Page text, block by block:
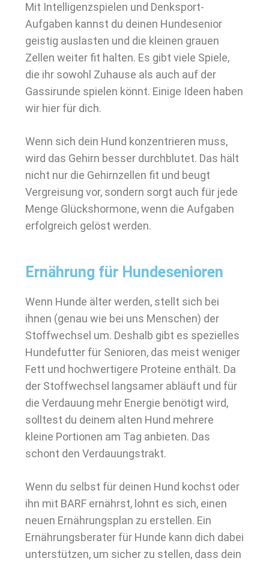
Mit Intelligenzspielen und Denksport-
Aufgaben kannst du deinen Hundesenior
geistig auslasten und die kleinen grauen
Zellen weiter fit halten. Es gibt viele Spiele,
die ihr sowohl Zuhause als auch auf der
Gassirunde spielen könnt. Einige Ideen haben
wir hier für dich.
Wenn sich dein Hund konzentrieren muss,
wird das Gehirn besser durchblutet. Das hält
nicht nur die Gehirnzellen fit und beugt
Vergreisung vor, sondern sorgt auch für jede
Menge Glückshormone, wenn die Aufgaben
erfolgreich gelöst werden.
Ernährung für Hundesenioren
Wenn Hunde älter werden, stellt sich bei
ihnen (genau wie bei uns Menschen) der
Stoffwechsel um. Deshalb gibt es spezielles
Hundefutter für Senioren, das meist weniger
Fett und hochwertigere Proteine enthält. Da
der Stoffwechsel langsamer abläuft und für
die Verdauung mehr Energie benötigt wird,
solltest du deinem alten Hund mehrere
kleine Portionen am Tag anbieten. Das
schont den Verdauungstrakt.
Wenn du selbst für deinen Hund kochst oder
ihn mit BARF ernährst, lohnt es sich, einen
neuen Ernährungsplan zu erstellen. Ein
Ernährungsberater für Hunde kann dich dabei
unterstützen, um sicher zu stellen, dass dein